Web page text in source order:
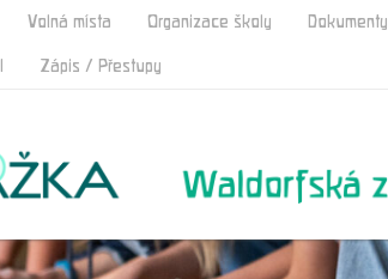
Volná místa Organizace školy Dokumenty
Zápis / Přestupy